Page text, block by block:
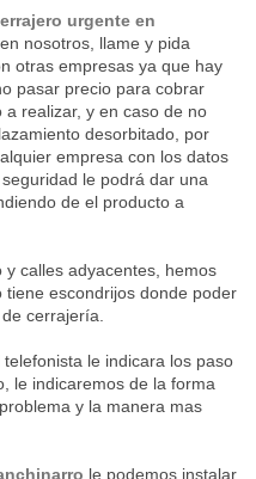
urgente en
nosotros, llame y pida
otras empresas ya que hay
pasar precio para cobrar
realizar, y en caso de no
desorbitado, por
empresa con los datos
le podrá dar una
de el producto a
adyacentes, hemos
escondrijos donde poder
cerrajería.
le indicara los paso
le indicaremos de la forma
y la manera mas
le podemos instalar